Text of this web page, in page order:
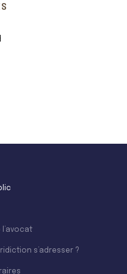
l’avocat
s’adresser ?